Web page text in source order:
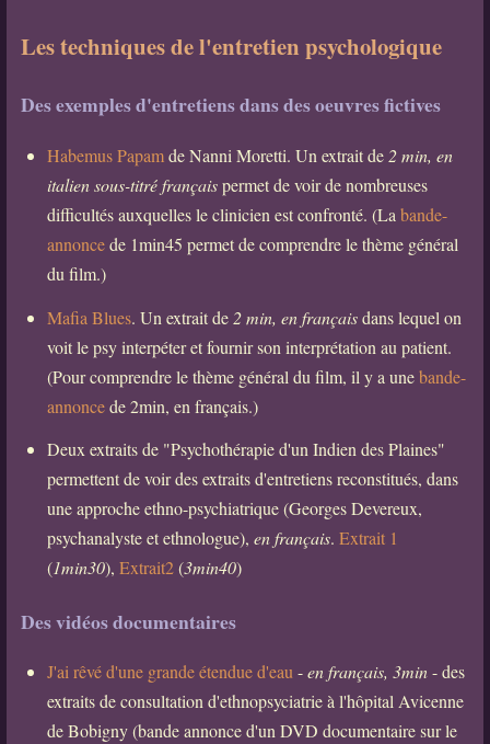
Les techniques de l'entretien psychologique
Des exemples d'entretiens dans des oeuvres fictives
Habemus Papamde Nanni Moretti. Un extrait de 2 min, en
italien sous-titré françaispermet de voir de nombreuses
difficultés auxquelles le clinicien est confronté. (La bande-
annoncede 1min45 permet de comprendre le thème général
du film.)
Mafia Blues. Un extrait de 2 min, en françaisdans lequel on
voit le psy interpéter et fournir son interprétation au patient.
(Pour comprendre le thème général du film, il y a unebande-
annoncede 2min, en français.)
Deux extraits de "Psychothérapie d'un Indien des Plaines"
permettent de voir des extraits d'entretiens reconstitués, dans
une approche ethno-psychiatrique (Georges Devereux,
psychanalyste et ethnologue), en français. Extrait 1
(1min30), Extrait2(3min40)
Des vidéos documentaires
J'ai rêvé d'une grande étendue d'eau -en français, 3min- des
extraits de consultation d'ethnopsyciatrie à l'hôpital Avicenne
de Bobigny (bande annonce d'un DVD documentaire sur le